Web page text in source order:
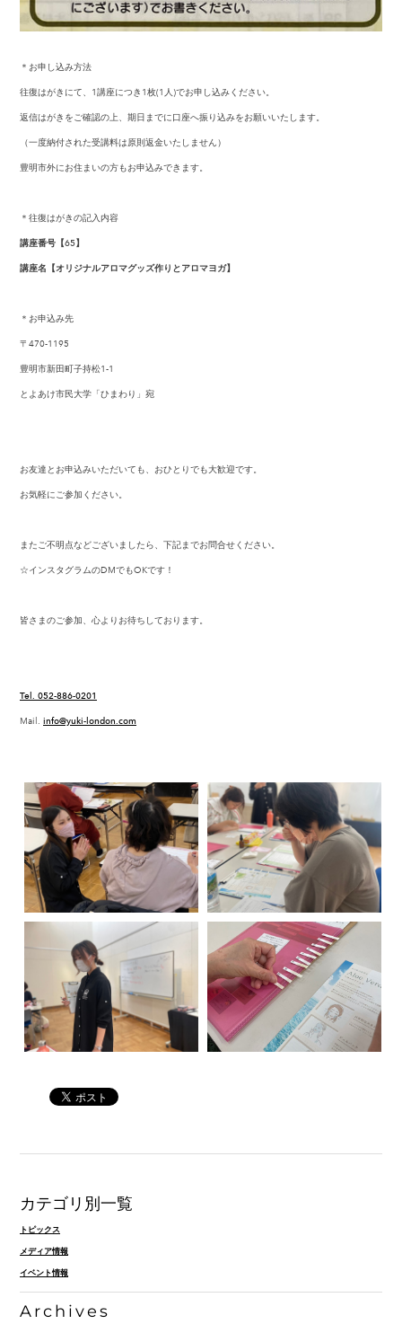
＊お申し込み方法
往復はがきにて、1講座につき1枚(1人)でお申し込みください。
返信はがきをご確認の上、期日までに口座へ振り込みをお願いいたします。
（一度納付された受講料は原則返金いたしません）
豊明市外にお住まいの方もお申込みできます。
＊往復はがきの記入内容
講座番号【65】
講座名【オリジナルアロマグッズ作りとアロマヨガ】
＊お申込み先
〒470-1195
豊明市新田町子持松1-1
とよあけ市民大学「ひまわり」宛
お友達とお申込みいただいても、おひとりでも大歓迎です。
お気軽にご参加ください。
またご不明点などございましたら、下記までお問合せください。
☆インスタグラムのDMでもOKです！
皆さまのご参加、心よりお待ちしております。
Tel. 052-886-0201
Mail. info@yuki-london.com
カテゴリ別一覧
トピックス
メディア情報
イベント情報
Archives